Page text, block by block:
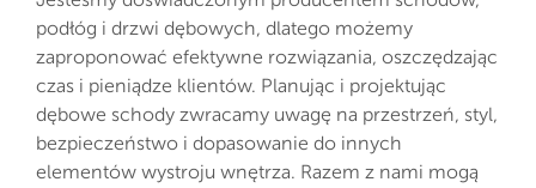
podłóg i drzwi dębowych, dlatego możemy
zaproponować efektywne rozwiązania, oszczędzając
czas i pieniądze klientów. Planując i projektując
dębowe schody zwracamy uwagę na przestrzeń, styl,
bezpieczeństwo i dopasowanie do innych
elementów wystroju wnętrza. Razem z nami mogą